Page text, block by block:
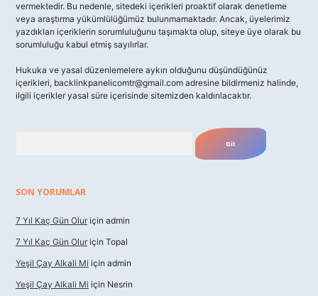
vermektedir. Bu nedenle, sitedeki içerikleri proaktif olarak denetleme
veya araştırma yükümlülüğümüz bulunmamaktadır. Ancak, üyelerimiz
yazdıkları içeriklerin sorumluluğunu taşımakta olup, siteye üye olarak bu
sorumluluğu kabul etmiş sayılırlar.
Hukuka ve yasal düzenlemelere aykırı olduğunu düşündüğünüz
içerikleri, backlinkpanelicomtr@gmail.com adresine bildirmeniz halinde,
ilgili içerikler yasal süre içerisinde sitemizden kaldırılacaktır.
SON YORUMLAR
7 Yıl Kaç Gün Olur için admin
7 Yıl Kaç Gün Olur için Topal
Yeşil Çay Alkali Mi için admin
Yeşil Çay Alkali Mi için Nesrin